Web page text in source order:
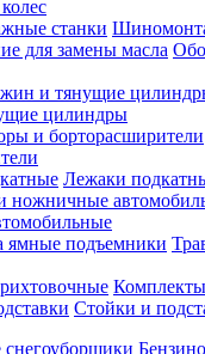
цилиндры
Лежаки
Стойки и